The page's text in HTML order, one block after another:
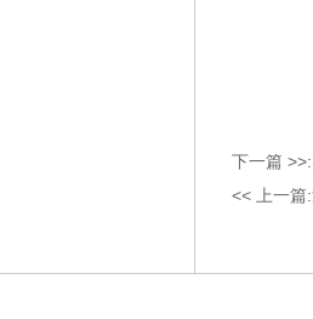
下一篇 >>:
<< 上一篇: